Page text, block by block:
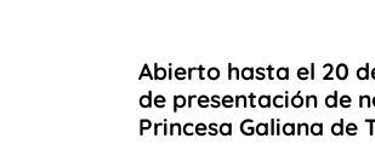
Abierto hasta el 20
de presentación de
Princesa Galiana de